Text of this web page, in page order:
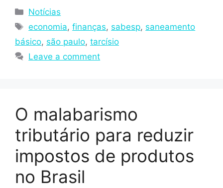
Notícias
economia,finanças, sabesp, saneamento
básico, são paulo, tarcísio
Leave a comment
O malabarismo
tributário para reduzir
impostos de produtos
no Brasil